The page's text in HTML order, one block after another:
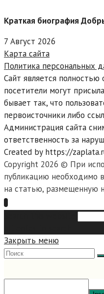
Краткая биография
7 Август 2026
Карта сайта
Политика персональных
Сайт является
посетители могут
бывает так, что
первоисточники либо
Администрация сайта
ответственность за
Created by https://
Copyright 2026 © При
публикацию необходимо
на статью, размещенную
Закрыть меню